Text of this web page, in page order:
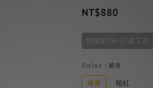
NT$880
預購約14-21個工作
Color : 藏青
藏青 暗紅